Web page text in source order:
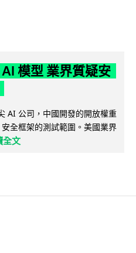
模型 業界質疑安
AI 公司，中國開發的開放權重
全框架的測試範圍。美國業界
全文